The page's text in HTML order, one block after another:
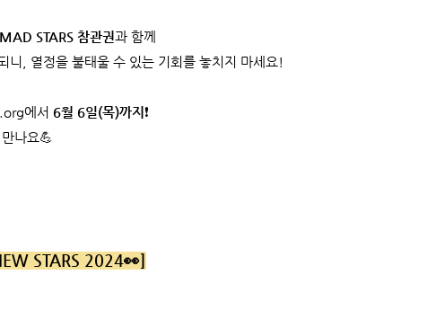
STARS 참관권과 함께
니, 열정을 불태울 수 있는 기회를 놓치지 마세요!
에서 6월 6일(목)까지❗
나요💪
STARS 2024👀]